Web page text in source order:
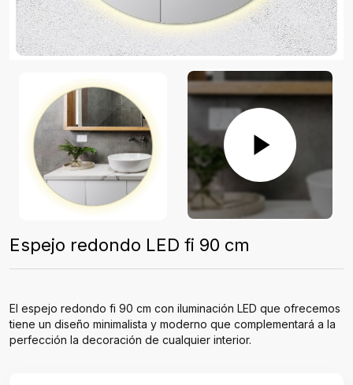
Espejo redondo LED fi 90 cm
El espejo redondo fi 90 cm con iluminación LED que ofrecemos
tiene un diseño minimalista y moderno que complementará a la
perfección la decoración de cualquier interior.